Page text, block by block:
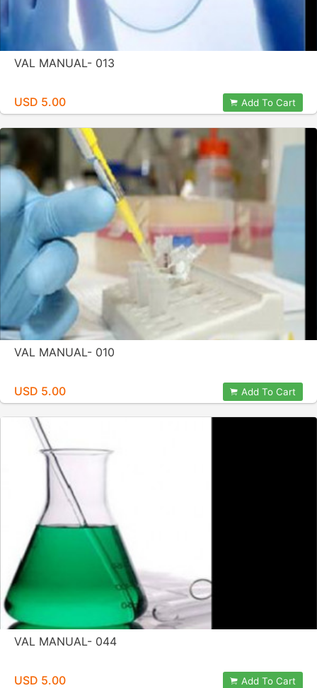
VAL MANUAL- 013
USD 5.00 Add To Cart
VAL MANUAL- 010
USD 5.00 Add To Cart
VAL MANUAL- 044
USD 5.00 Add To Cart